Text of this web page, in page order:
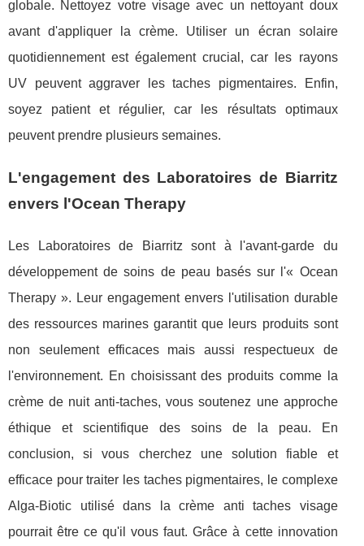
globale. Nettoyez votre visage avec un nettoyant doux
avant d'appliquer la crème. Utiliser un écran solaire
quotidiennement est également crucial, car les rayons
UV peuvent aggraver les taches pigmentaires. Enfin,
soyez patient et régulier, car les résultats optimaux
peuvent prendre plusieurs semaines.
L'engagement des Laboratoires de Biarritz
envers l'Ocean Therapy
Les Laboratoires de Biarritz sont à l'avant-garde du
développement de soins de peau basés sur l'« Ocean
Therapy ». Leur engagement envers l'utilisation durable
des ressources marines garantit que leurs produits sont
non seulement efficaces mais aussi respectueux de
l'environnement. En choisissant des produits comme la
crème de nuit anti-taches, vous soutenez une approche
éthique et scientifique des soins de la peau. En
conclusion, si vous cherchez une solution fiable et
efficace pour traiter les taches pigmentaires, le complexe
Alga-Biotic utilisé dans la crème anti taches visage
pourrait être ce qu'il vous faut. Grâce à cette innovation